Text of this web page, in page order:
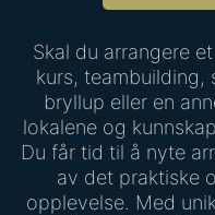
Skal du arrangere
kurs, teambuilding,
bryllup eller en
lokalene og
Du får tid til å nyte
av det praktiske
opplevelse. Med